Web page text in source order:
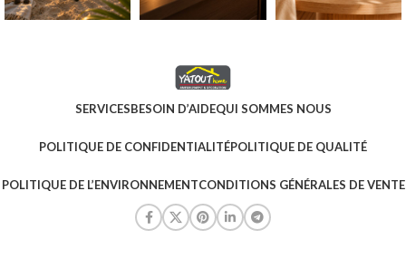
SERVICESBESOIN D’AIDEQUI SOMMES NOUS
POLITIQUE DE CONFIDENTIALITÉPOLITIQUE DE QUALITÉ
POLITIQUE DE L’ENVIRONNEMENTCONDITIONS GÉNÉRALES DE VENTE